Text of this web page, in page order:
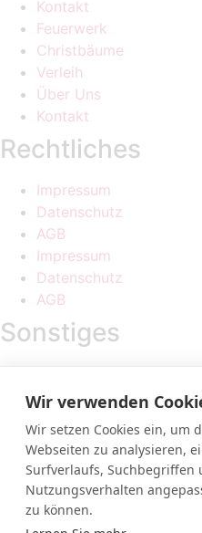
Kontakt
Feuerwerk
Christbäume
Verleih
Über Uns
Kontakt
Rechtliches
Impressum
Datenschutz
AGB
Impressum
Datenschutz
AGB
Sonstiges
Sponsorings
MF-Megafire Pyrotechnik
Wolfensberg 1
A-6858 Schwarzach
0664 365 34 81
info@megafire.at
Wir verwenden
Wir setzen Cookies ein, um
Webseiten zu analysieren,
Surfverlaufs,
Nutzungsverhalten
zu können.